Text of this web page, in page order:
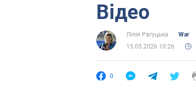
Відео
Лілія Рагуцька
War
15.05.2026 10:26
0